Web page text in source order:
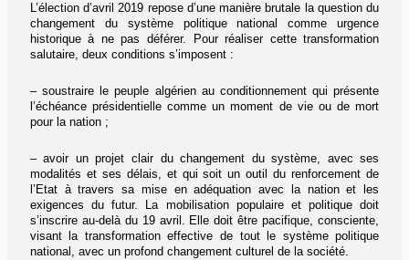
L’élection d’avril 2019 repose d’une manière brutale la question du
changement du système politique national comme urgence
historique à ne pas déférer. Pour réaliser cette transformation
salutaire, deux conditions s’imposent :
– soustraire le peuple algérien au conditionnement qui présente
l’échéance présidentielle comme un moment de vie ou de mort
pour la nation ;
– avoir un projet clair du changement du système, avec ses
modalités et ses délais, et qui soit un outil du renforcement de
l’Etat à travers sa mise en adéquation avec la nation et les
exigences du futur. La mobilisation populaire et politique doit
s’inscrire au-delà du 19 avril. Elle doit être pacifique, consciente,
visant la transformation effective de tout le système politique
national, avec un profond changement culturel de la société.